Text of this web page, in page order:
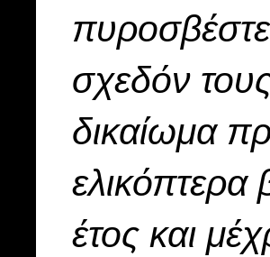
σχεδόν
δικαίωμα
ελικόπτερα
έτος και